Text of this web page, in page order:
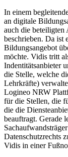
In einem
an digitale
auch die beteiligten
beschrieben. Da ist
Bildungsangebot
möchte. Vidis tritt
Indentitätsanbieter
die Stelle, welche
Lehrkräfte)
Logineo NRW
für die Stellen, die
die die
beauftragt. Gerade
Datenschutzrechts
Vidis in einer